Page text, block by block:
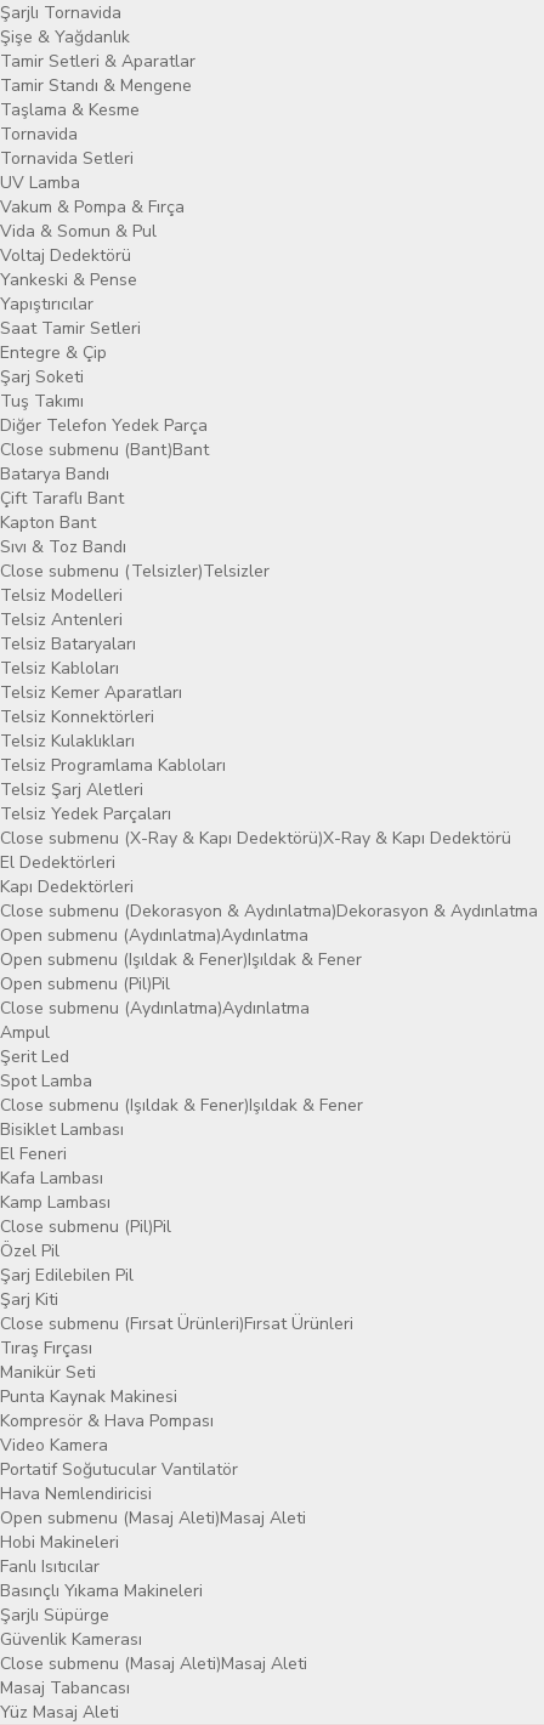
Şarjlı Tornavida
Şişe & Yağdanlık
Tamir Setleri & Aparatlar
Tamir Standı & Mengene
Taşlama & Kesme
Tornavida
Tornavida Setleri
UV Lamba
Vakum & Pompa & Fırça
Vida & Somun & Pul
Voltaj Dedektörü
Yankeski & Pense
Yapıştırıcılar
Saat Tamir Setleri
Entegre & Çip
Şarj Soketi
Tuş Takımı
Diğer Telefon Yedek Parça
Close submenu (Bant)Bant
Batarya Bandı
Çift Taraflı Bant
Kapton Bant
Sıvı & Toz Bandı
Close submenu (Telsizler)Telsizler
Telsiz Modelleri
Telsiz Antenleri
Telsiz Bataryaları
Telsiz Kabloları
Telsiz Kemer Aparatları
Telsiz Konnektörleri
Telsiz Kulaklıkları
Telsiz Programlama Kabloları
Telsiz Şarj Aletleri
Telsiz Yedek Parçaları
Close submenu (X-Ray & Kapı Dedektörü)X-Ray & Kapı Dedektörü
El Dedektörleri
Kapı Dedektörleri
Close submenu (Dekorasyon & Aydınlatma)Dekorasyon & Aydınlatma
Open submenu (Aydınlatma)Aydınlatma
Open submenu (Işıldak & Fener)Işıldak & Fener
Open submenu (Pil)Pil
Close submenu (Aydınlatma)Aydınlatma
Ampul
Şerit Led
Spot Lamba
Close submenu (Işıldak & Fener)Işıldak & Fener
Bisiklet Lambası
El Feneri
Kafa Lambası
Kamp Lambası
Close submenu (Pil)Pil
Özel Pil
Şarj Edilebilen Pil
Şarj Kiti
Close submenu (Fırsat Ürünleri)Fırsat Ürünleri
Tıraş Fırçası
Manikür Seti
Punta Kaynak Makinesi
Kompresör & Hava Pompası
Video Kamera
Portatif Soğutucular Vantilatör
Hava Nemlendiricisi
Open submenu (Masaj Aleti)Masaj Aleti
Hobi Makineleri
Fanlı Isıtıcılar
Basınçlı Yıkama Makineleri
Şarjlı Süpürge
Güvenlik Kamerası
Close submenu (Masaj Aleti)Masaj Aleti
Masaj Tabancası
Yüz Masaj Aleti